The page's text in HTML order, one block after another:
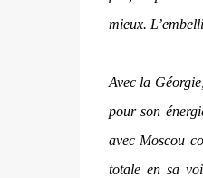
mieux.
Avec la
pour son
avec Moscou
totale en sa